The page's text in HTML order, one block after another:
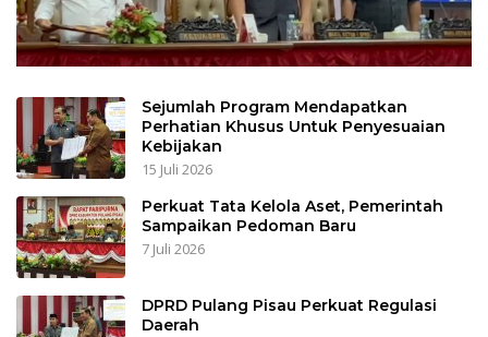
Sejumlah Program Mendapatkan
Perhatian Khusus Untuk Penyesuaian
Kebijakan
15 Juli 2026
Perkuat Tata Kelola Aset, Pemerintah
Sampaikan Pedoman Baru
7 Juli 2026
DPRD Pulang Pisau Perkuat Regulasi
Daerah